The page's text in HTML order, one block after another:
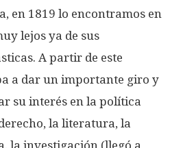
en 1819 lo encontramos en
lejos ya de sus
A partir de este
a dar un importante giro y
su interés en la política
la literatura, la
la investigación (llegó a